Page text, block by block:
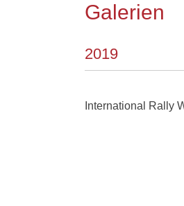
Galerien
2019
International Rally